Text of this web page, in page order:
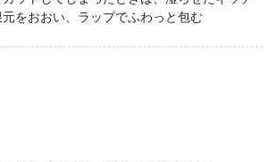
をおおい、ラップでふわっと包む